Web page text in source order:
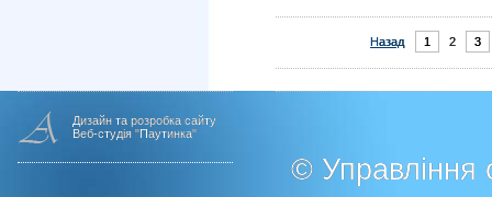
Назад 1 2 3
Дизайн та розробка сайту
Веб-студія "Паутинка"
© Управління